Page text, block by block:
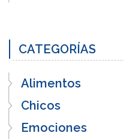
CATEGORÍAS
Alimentos
Chicos
Emociones